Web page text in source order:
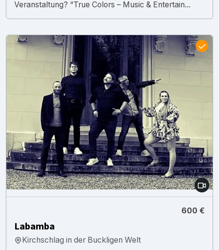
Veranstaltung? “True Colors – Music & Entertain...
600 €
Labamba
Kirchschlag in der Buckligen Welt